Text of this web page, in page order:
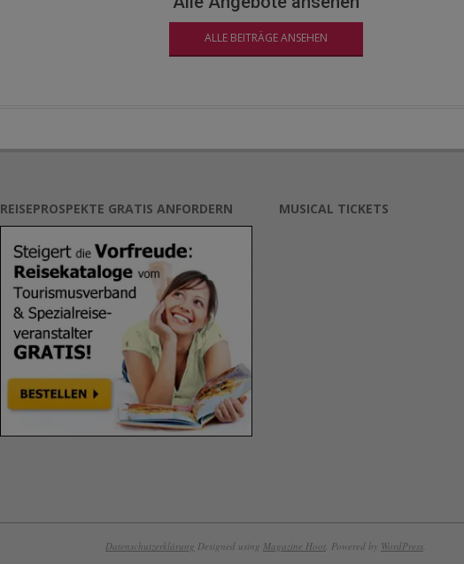
ALLE BEITRÄGE ANSEHEN
REISEPROSPEKTE GRATIS ANFORDERN MUSICAL TICKETS
Datenschutzerklärung Designed using Magazine Hoot. Powered by WordPress.